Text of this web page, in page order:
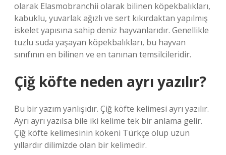
olarak Elasmobranchii olarak bilinen köpekbalıkları,
kabuklu, yuvarlak ağızlı ve sert kıkırdaktan yapılmış
iskelet yapısına sahip deniz hayvanlarıdır. Genellikle
tuzlu suda yaşayan köpekbalıkları, bu hayvan
sınıfının en bilinen ve en tanınan temsilcileridir.
Çiğ köfte neden ayrı yazılır?
Bu bir yazım yanlışıdır. Çiğ köfte kelimesi ayrı yazılır.
Ayrı ayrı yazılsa bile iki kelime tek bir anlama gelir.
Çiğ köfte kelimesinin kökeni Türkçe olup uzun
yıllardır dilimizde olan bir kelimedir.